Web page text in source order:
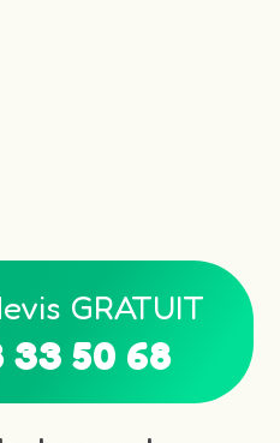
GRATUIT
33 50 68